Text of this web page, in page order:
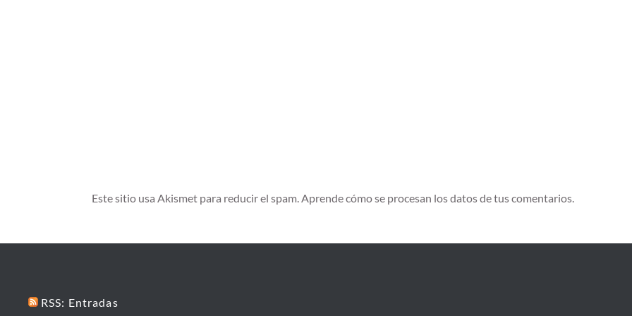
Este sitio usa Akismet para reducir el spam. Aprende cómo se procesan los datos de tus comentarios.
RSS: Entradas